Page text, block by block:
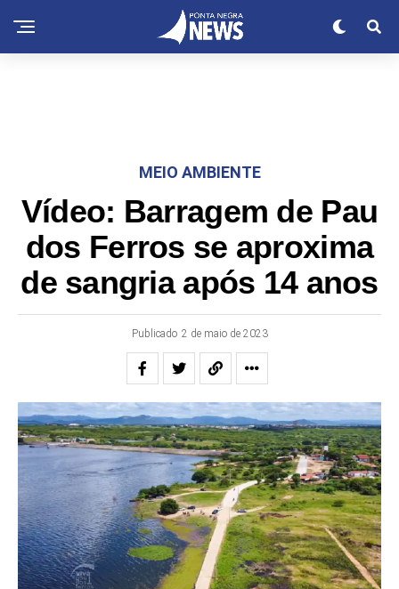
MEIO AMBIENTE
Vídeo: Barragem de Pau
dos Ferros se aproxima
de sangria após 14 anos
Publicado 2 de maio de 2023